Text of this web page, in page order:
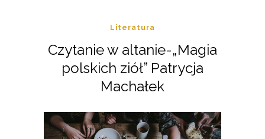
Literatura
Czytanie w altanie-„Magia
polskich ziół” Patrycja
Machałek